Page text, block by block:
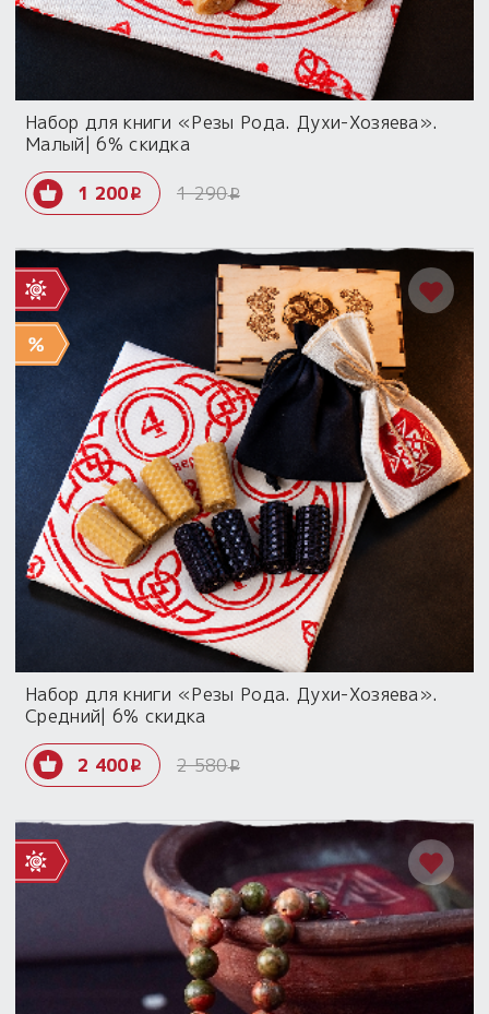
Набор для книги «Резы Рода. Духи-Хозяева».
Малый| 6% скидка
1 200i 1 290i
Набор для книги «Резы Рода. Духи-Хозяева».
Средний| 6% скидка
2 400i 2 580i